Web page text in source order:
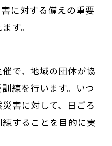
に対する備えの重要
す。
で、地域の団体が協
練を行います。いつ
害に対して、日ごろ
することを目的に実